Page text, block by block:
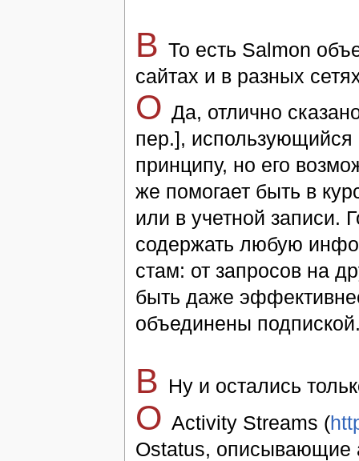
В То есть Salmon
сай­тах и в раз­ных
O Да, от­лич­но
пер.], ис­поль­зую­щий­ся
прин­ци­пу, но его
же по­мо­га­ет быть в
или в учет­ной за­пи­си.
со­дер­жать лю­бую
стам: от за­про­сов на
быть да­же
объ­е­динены
В Ну и оста­лись
O Activity Streams (
Ostatus, опи­сы­ваю­щие